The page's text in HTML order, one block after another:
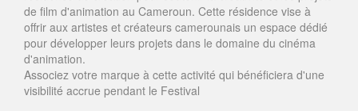
de film d'animation au Cameroun. Cette résidence vise à
offrir aux artistes et créateurs camerounais un espace dédié
pour développer leurs projets dans le domaine du cinéma
d'animation.
Associez votre marque à cette activité qui bénéficiera d'une
visibilité accrue pendant le Festival